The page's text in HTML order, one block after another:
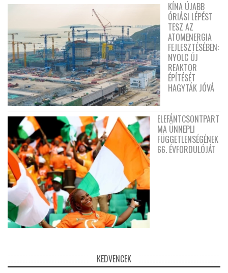
KÍNA ÚJABB
ÓRIÁSI LÉPÉST
TESZ AZ
ATOMENERGIA
FEJLESZTÉSÉBEN:
NYOLC ÚJ
REAKTOR
ÉPÍTÉSÉT
HAGYTÁK JÓVÁ
ELEFÁNTCSONTPART
MA ÜNNEPLI
FÜGGETLENSÉGÉNEK
66. ÉVFORDULÓJÁT
KEDVENCEK